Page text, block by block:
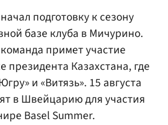
подготовку к сезону
базе клуба в Мичурино.
примет участие
президента Казахстана, где
и «Витязь». 15 августа
в Швейцарию для участия
Basel Summer.